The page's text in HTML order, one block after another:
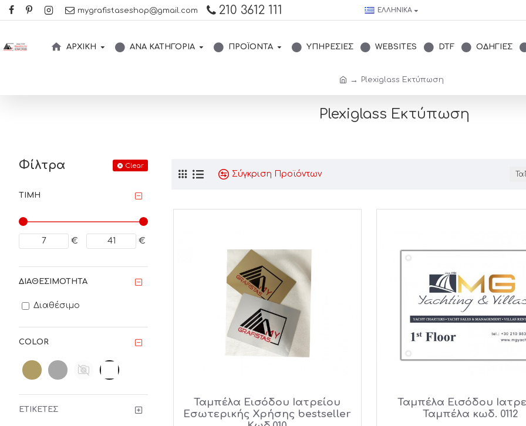
mygrafistaseshop@gmail.com 210 3612 111 ΕΛΛΗΝΙΚΆ
ΑΡΧΙΚΉ ΑΝΆ ΚΑΤΗΓΟΡΊΑ ΠΡΟΪΌΝΤΑ ΥΠΗΡΕΣΊΕΣ WEBSITES DTF ΟΔΗΓΊΕΣ
Plexiglass Εκτύπωση
Plexiglass Εκτύπωση
Φίλτρα Clear
ΤΙΜΉ
€ €
COLOR
ΕΤΙΚΈΤΕΣ
ΔΙΑΘΕΣΙΜΌΤΗΤΑ
Διαθέσιμο
Σύγκριση Προϊόντων
Ταμπέλα Εισόδου Ιατρείου
Εσωτερικής Χρήσης bestseller
Ταμπέλα Εισόδου
Ταμπέλα κωδ. 0112